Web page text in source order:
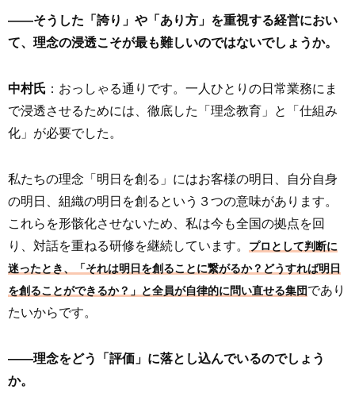
――そうした「誇り」や「あり方」を重視する経営におい
て、理念の浸透こそが最も難しいのではないでしょうか。
中村氏 ：おっしゃる通りです。一人ひとりの日常業務にま
で浸透させるためには、徹底した「理念教育」と「仕組み
化」が必要でした。
私たちの理念「明日を創る」にはお客様の明日、自分自身
の明日、組織の明日を創るという３つの意味があります。
これらを形骸化させないため、私は今も全国の拠点を回
り、対話を重ねる研修を継続しています。
プロとして判断に
迷ったとき、「それは明日を創ることに繋がるか？どうすれば明日
を創ることができるか？」と全員が自律的に問い直せる集団 であり
たいからです。
――理念をどう「評価」に落とし込んでいるのでしょう
か。